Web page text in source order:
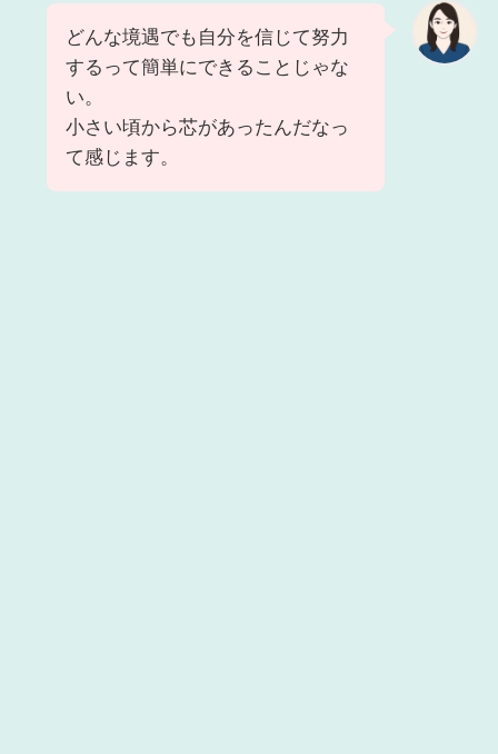
どんな境遇でも自分を信じて努力
するって簡単にできることじゃな
い。
小さい頃から芯があったんだなっ
て感じます。